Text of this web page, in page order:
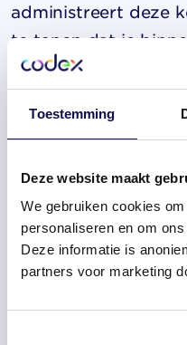
Toestemming
Deze website maakt
We gebruiken cookies
personaliseren en om
Deze informatie is
partners voor marketing
administreert deze
te tonen dat je
Wanneer
werkkostenregeling
belastbaar loon. Dit
loonheffing en
het bedrag. Je
loonadministratie
gebruikelijke
Voor de praktische